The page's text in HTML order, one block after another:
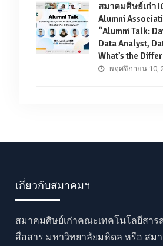
สมาคมศิษย์เก่า
Alumni
“Alumni Talk:
Data Analyst,
What’s the
พฤศจิกายน 10,
เกี่ยวกับสมาคมฯ
สมาคมศิษย์เก่าคณะเทคโนโลยีสาร
สื่อสาร มหาวิทยาลัยมหิดล หรือ สมา